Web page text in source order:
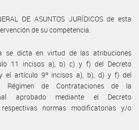
DE ASUNTOS JURÍDICOS de esta
de su competencia.
se dicta en virtud de las atribuciones
11 incisos a), b) c) y f) del Decreto
el artículo 9º incisos a), b), d) y f) del
Régimen de Contrataciones de la
aprobado mediante el Decreto
normas modificatorias y/o